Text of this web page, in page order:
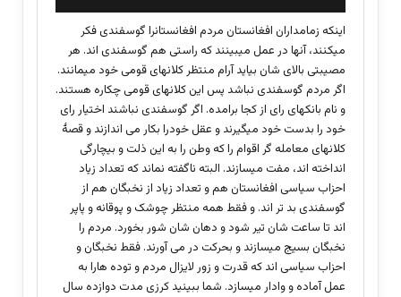
:
اینکه زمامداران افغانستان مردم افغانستانرا گوسفندی فکر
میکنند، آنها در عمل میبینند که راستی هم گوسفندی اند. هر
مصیبتی بالای شان بیاید آرام منتظر کلانهای قومی خود میمانند.
اگر مردم گوسفندی نباشد پس این کلانهای قومی چکاره هستند.
و نام بانکهای رای از کجا برامده. اگر گوسفندی نباشند اختیار رای
خود را بدست خود میگیرند و عقل خودرا بکار می اندازند و قصۀ
کلانهای معامله گر اقوام را که وطن را به این ذلت و بیچارگی
انداخته اند، مفت میسازند. البته ناگفته نماند که تعداد زیاد
احزاب سیاسی افغانستان هم و تعداد زیاد از نخبگان هم از
گوسفندی بد تر اند. و فقط همه منتظر چوشک و پوقانه و پاپر
اند تا ساعت شان تیر شود و دهان شان شور بخورد. مردم را
نخبگان بسیج میسازند و بحرکت در می آورند. فقط نخبگان و
احزاب سیاسی اند که قدرت و زور لایزال مردم و توده هارا به
عمل آماده و وادار میسازد. شما ببینید کرزی مدت دوازده سال